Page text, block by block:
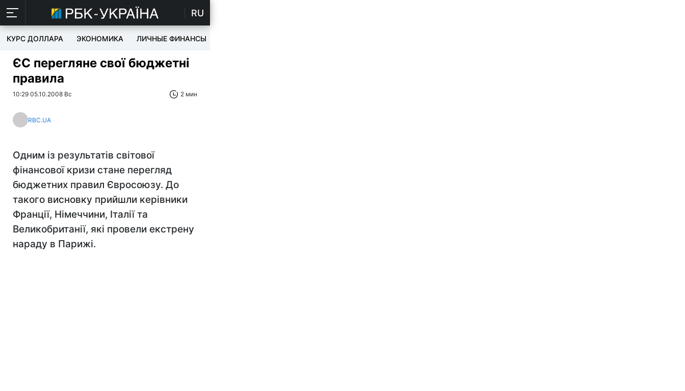
RU
КУРС ДОЛЛАРА ЭКОНОМИКА ЛИЧНЫЕ ФИНАНСЫ
ЄС перегляне свої бюджетні
правила
10:29 05.10.2008 Вс 2 мин
RBC.UA
Одним із результатів світової
фінансової кризи стане перегляд
бюджетних правил Євросоюзу. До
такого висновку прийшли керівники
Франції, Німеччини, Італії та
Великобританії, які провели екстрену
нараду в Парижі.